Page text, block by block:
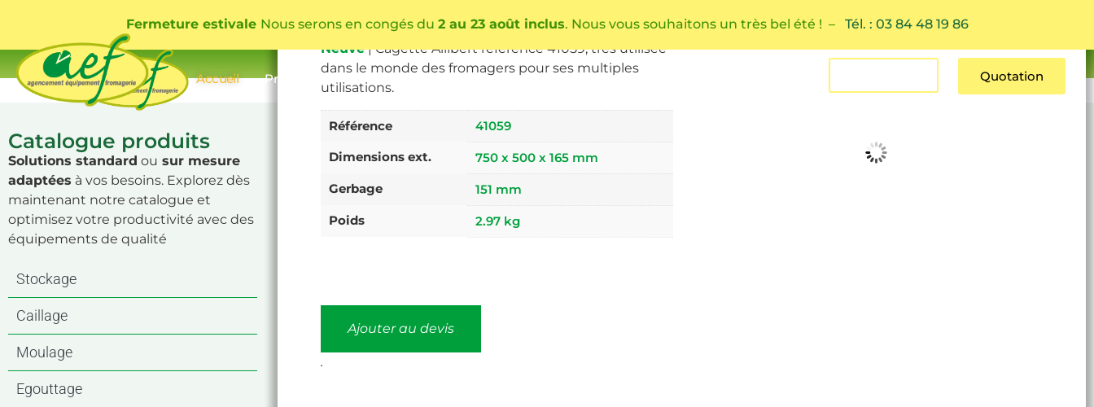
Fermeture estivale Nous serons en congés du 2 au 23 août inclus. Nous vous souhaitons un très bel été ! – Tél. : 03 84 48 19 86
Accueil Présentation Conseils Catalogue produits Réalisations Quotation
Catalogue produits
Solutions standard ou sur mesure
adaptées à vos besoins. Explorez dès
maintenant notre catalogue et
optimisez votre productivité avec des
équipements de qualité
Stockage
Caillage
Moulage
Egouttage
L'Affinage
L'égouttage
Étiquettes 41059,Allibert, cagette ,fromager
Neuve| Cagette Allibert référence 41059, très utilisée
dans le monde des fromagers pour ses multiples
utilisations.
Référence
41059
Dimensions ext.
750 x 500 x 165 mm
Gerbage
151 mm
Poids
2.97 kg
Ajouter au devis
.